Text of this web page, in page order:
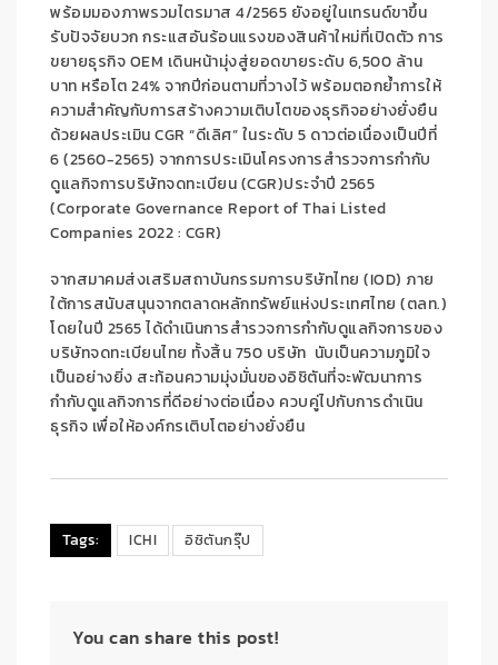
พร้อมมองภาพรวมไตรมาส 4/2565 ยังอยู่ในเทรนด์ขาขึ้น
รับปัจจัยบวก กระแสอันร้อนแรงของสินค้าใหม่ที่เปิดตัว การ
ขยายธุรกิจOEM เดินหน้ามุ่งสู่ยอดขายระดับ 6,500 ล้าน
บาท หรือโต 24% จากปีก่อนตามที่วางไว้พร้อมตอกย้ำการให้
ความสำคัญกับการสร้างความเติบโตของธุรกิจอย่างยั่งยืน
ด้วยผลประเมินCGR “ดีเลิศ” ในระดับ 5 ดาวต่อเนื่องเป็นปีที่
6 (2560-2565) จากการประเมินโครงการสำรวจการกำกับ
ดูแลกิจการบริษัทจดทะเบียน (CGR)ประจำปี 2565
(Corporate Governance Report of Thai Listed
Companies 2022 : CGR)
จากสมาคมส่งเสริมสถาบันกรรมการบริษัทไทย (IOD) ภาย
ใต้การสนับสนุนจากตลาดหลักทรัพย์แห่งประเทศไทย (ตลท.)
โดยในปี 2565ได้ดำเนินการสำรวจการกำกับดูแลกิจการของ
บริษัทจดทะเบียนไทย ทั้งสิ้น750 บริษัท นับเป็นความภูมิใจ
เป็นอย่างยิ่ง สะท้อนความมุ่งมั่นของอิชิตันที่จะพัฒนาการ
กำกับดูแลกิจการที่ดีอย่างต่อเนื่อง ควบคู่ไปกับการดำเนิน
ธุรกิจ เพื่อให้องค์กรเติบโตอย่างยั่งยืน
Tags: ICHI อิชิตันกรุ๊ป
You can share this post!